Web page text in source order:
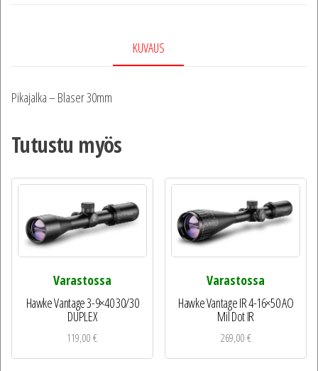
KUVAUS
Pikajalka – Blaser 30mm
Tutustu myös
Varastossa
Hawke Vantage 3-9×40 30/30
DUPLEX
119,00€
Varastossa
Hawke Vantage IR 4-16×50 AO
Mil Dot IR
269,00€